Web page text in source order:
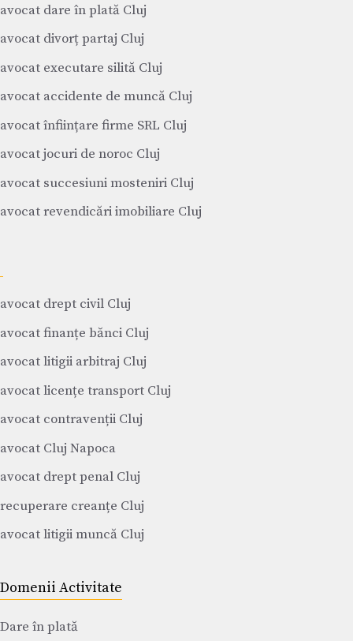
avocat dare în plată Cluj
avocat divorț partaj Cluj
avocat executare silită Cluj
avocat accidente de muncă Cluj
avocat înființare firme SRL Cluj
avocat jocuri de noroc Cluj
avocat succesiuni mosteniri Cluj
avocat revendicări imobiliare Cluj
avocat drept civil Cluj
avocat finanțe bănci Cluj
avocat litigii arbitraj Cluj
avocat licențe transport Cluj
avocat contravenții Cluj
avocat Cluj Napoca
avocat drept penal Cluj
recuperare creanțe Cluj
avocat litigii muncă Cluj
Domenii Activitate
Dare în plată